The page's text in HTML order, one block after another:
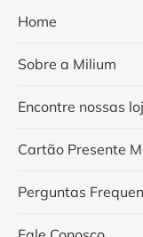
Home
Sobre a Milium
Encontre nossas
Cartão Presente
Perguntas